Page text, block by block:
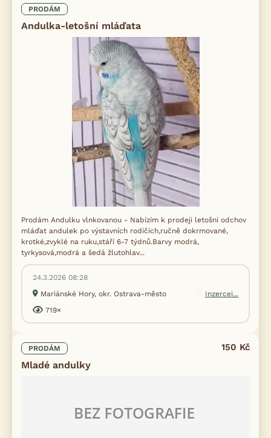
PRODÁM
Andulka-letošní mláďata
Prodám Andulku vlnkovanou - Nabízím k prodeji letošní odchov
mláďat andulek po výstavních rodičích,ručně dokrmované,
krotké,zvyklé na ruku,stáří 6-7 týdnů.Barvy modrá,
tyrkysová,modrá a šedá žlutohlav...
24.3.2026 08:28
Mariánské Hory, okr. Ostrava-město
Inzercei...
719×
PRODÁM
Mladé andulky
150 Kč